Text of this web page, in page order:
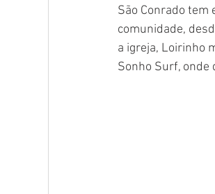
São Conrado tem
comunidade,
a igreja, Loirinho
Sonho Surf, onde